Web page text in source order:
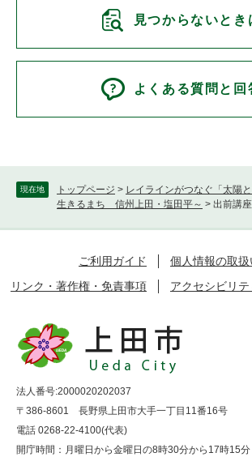
現在地 トップページ > レイラインがつなぐ「太陽
生きるまち 信州上田・塩田平～ > 出前講
見つからないとき
よくある質問と回
ご利用ガイド
個人情報の取扱
リンク・著作権・免責事項
アクセシビリテ
法人番号:2000020202037
〒386-8601 長野県上田市大手一丁目11番16号
電話 0268-22-4100(代表)
開庁時間：月曜日から金曜日の8時30分から17時15分